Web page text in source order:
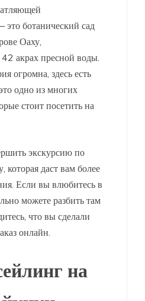
это ботанический сад
Оаху,
акрах пресной воды.
огромна, здесь есть
одно из многих
стоит посетить на
экскурсию по
которая даст вам более
Если вы влюбитесь в
можете разбить там
что вы сделали
онлайн.
на